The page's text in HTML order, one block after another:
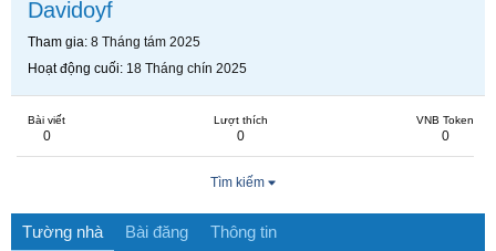
Davidoyf
Tham gia 8 Tháng tám 2025
Hoạt động cuối 18 Tháng chín 2025
Bài viết
0
Lượt thích
0
VNB Token
0
Tìm kiếm
Tường nhà Bài đăng Thông tin